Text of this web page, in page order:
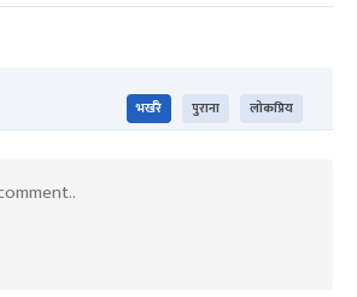
भर्खरै पुराना लोकप्रिय